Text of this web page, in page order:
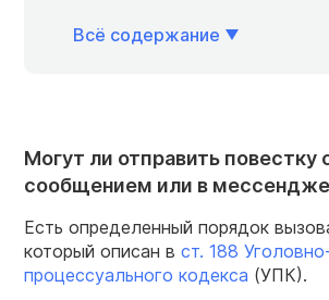
Всё содержание
Могут ли отправить повестку
сообщением или в
Есть определенный порядок
который описан в ст. 188
процессуального кодекса (УПК).